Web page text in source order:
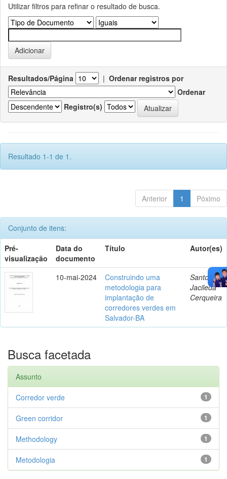
Utilizar filtros para refinar o resultado de busca.
Resultados/Página | Ordenar registros por
Ordenar
Registro(s)
Resultado 1-1 de 1.
Anterior 1 Póximo
Conjunto de itens:
Pré-
visualização
Data do
documento
Título Autor(es)
10-mai-2024
Construindo uma
metodologia para
implantação de
corredores verdes em
Salvador-BA
Santos,
Jacileda
Cerqueira
Busca facetada
Assunto
1
Corredor verde
1
Green corridor
1
Methodology
1
Metodologia